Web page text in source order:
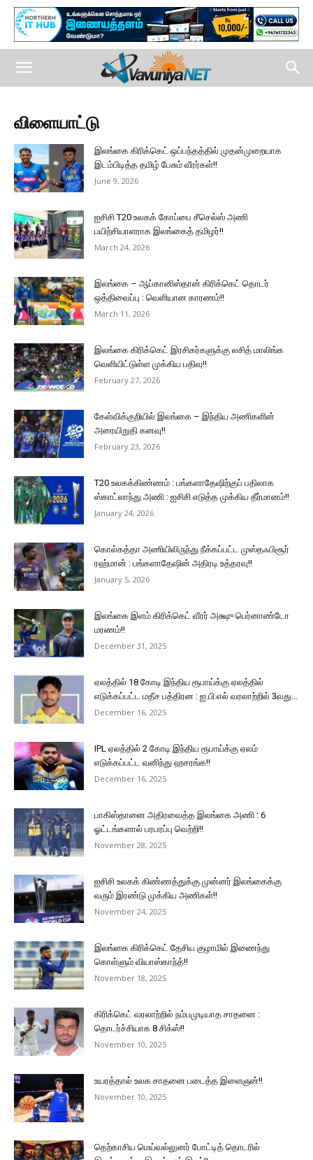
விளையாட்டு
இலங்கை கிரிக்கெட் ஒப்பந்தத்தில் முதன்முறையாக
இடம்பிடித்த தமிழ் பேசும் வீரர்கள்!!
June 9, 2026
ஐசிசி T20 உலகக் கோப்பை சீசெல்ஸ் அணி
பயிற்சியாளராக இலங்கைத் தமிழர்!!
March 24, 2026
இலங்கை – ஆப்கானிஸ்தான் கிரிக்கெட் தொடர்
ஒத்திவைப்பு : வெளியான காரணம்!!
March 11, 2026
இலங்கை கிரிக்கெட் இரசிகர்களுக்கு லசித் மாலிங்க
வெளியிட்டுள்ள முக்கிய பதிவு!!
February 27, 2026
கேள்விக்குறியில் இலங்கை – இந்திய அணிகளின்
அரையிறுதி கனவு!!
February 23, 2026
T20 உலகக்கிண்ணம் : பங்களாதேஷிற்குப் பதிலாக
ஸ்காட்லாந்து அணி : ஐசிசி எடுத்த முக்கிய தீர்மானம்!!
January 24, 2026
கொல்கத்தா அணியிலிருந்து நீக்கப்பட்ட முஸ்தஃபிசூர்
ரஹ்மான் : பங்களாதேஷின் அதிரடி உத்தரவு!!
January 5, 2026
இலங்கை இளம் கிரிக்கெட் வீரர் அக்ஷு பெர்னாண்டோ
மரணம்!!
December 31, 2025
ஏலத்தில் 18 கோடி இந்திய ரூபாய்க்கு ஏலத்தில்
எடுக்கப்பட்ட மதீச பத்திரன : ஐ.பி.எல் வரலாற்றில் 3வது...
December 16, 2025
IPL ஏலத்தில் 2 கோடி இந்திய ரூபாய்க்கு ஏலம்
எடுக்கப்பட்ட வனிந்து ஹசரங்க!!
December 16, 2025
பாகிஸ்தானை அதிரவைத்த இலங்கை அணி : 6
ஓட்டங்களால் பரபரப்பு வெற்றி!!
November 28, 2025
ஐசிசி உலகக் கிண்ணத்துக்கு முன்னர் இலங்கைக்கு
வரும் இரண்டு முக்கிய அணிகள்!!
November 24, 2025
இலங்கை கிரிக்கெட் தேசிய குழாமில் இணைந்து
கொள்ளும் வியாஸ்காந்த்!!
November 18, 2025
கிரிக்கெட் வரலாற்றில் நம்பமுடியாத சாதனை :
தொடர்ச்சியாக 8 சிக்ஸ்!!
November 10, 2025
உயரத்தால் உலக சாதனை படைத்த இளைஞன்!!
November 10, 2025
தெற்காசிய மெய்வல்லுனர் போட்டித் தொடரில்